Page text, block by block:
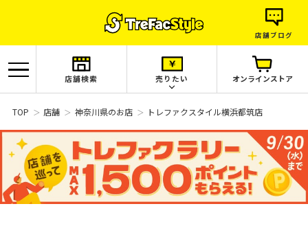
店舗ブログ
店舗検索 売りたい オンラインストア
TOP 店舗 神奈川県のお店 トレファクスタイル横浜都筑店